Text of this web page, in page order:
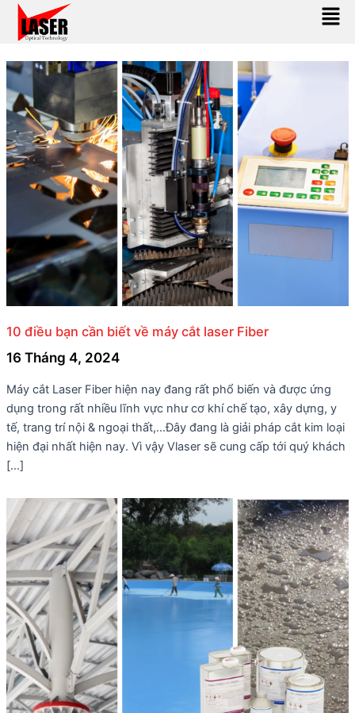
Skip
10 điều bạn cần biết về máy cắt laser Fiber
16 Tháng 4, 2024
Máy cắt Laser Fiber hiện nay đang rất phổ biến và được ứng
dụng trong rất nhiều lĩnh vực như cơ khí chế tạo, xây dựng, y
tế, trang trí nội & ngoại thất,…Đây đang là giải pháp cắt kim loại
hiện đại nhất hiện nay. Vì vậy Vlaser sẽ cung cấp tới quý khách
[…]
Post
pagination